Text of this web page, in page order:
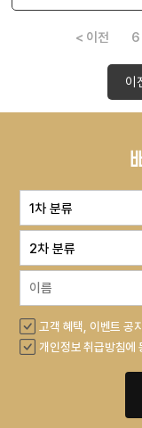
< 이전 6
이
고객 혜택, 이벤트 공
개인정보 취급방침에